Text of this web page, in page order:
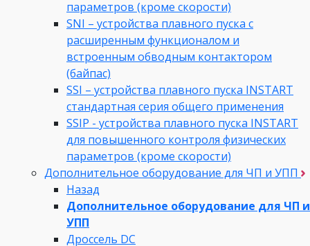
параметров (кроме скорости)
SNI – устройства плавного пуска с
расширенным функционалом и
встроенным обводным контактором
(байпас)
SSI – устройства плавного пуска INSTART
стандартная серия общего применения
SSIP - устройства плавного пуска INSTART
для повышенного контроля физических
параметров (кроме скорости)
Дополнительное оборудование для ЧП и УПП
Назад
Дополнительное оборудование для ЧП и
УПП
Дроссель DC